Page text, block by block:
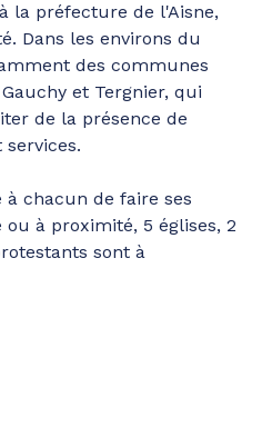
la préfecture de l'Aisne,
Dans les environs du
des communes
et Tergnier, qui
de la présence de
chacun de faire ses
à proximité, 5 églises, 2
sont à